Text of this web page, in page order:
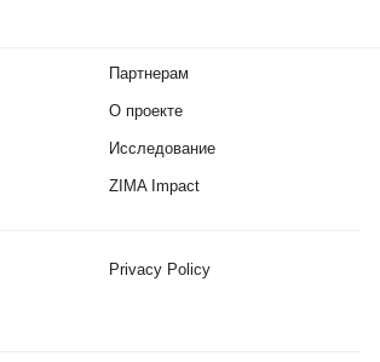
Партнерам
О проекте
Исследование
ZIMA Impact
Privacy Policy